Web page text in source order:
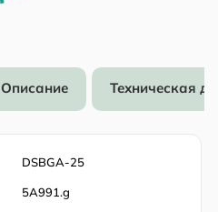
Описание Техническая
DSBGA-25
5A991.g